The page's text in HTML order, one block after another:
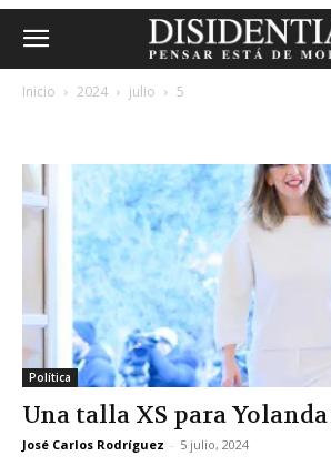
Inicio 2024 julio 5
Política
Una talla XS para
José Carlos Rodríguez - 5 julio, 2024